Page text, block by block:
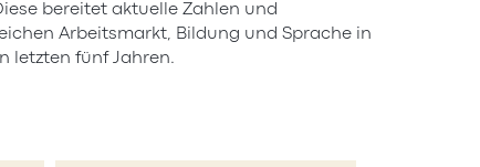
bereitet aktuelle Zahlen und
Arbeitsmarkt, Bildung und Sprache in
letzten fünf Jahren.